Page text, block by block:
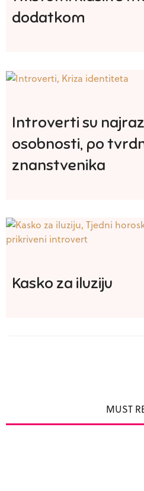
dodatkom
Introverti su
osobnosti, po
znanstvenika
Kasko za iluziju
MUST